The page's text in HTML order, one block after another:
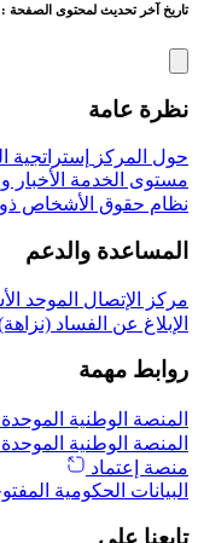
تاريخ آخر تحديث لمحتوى الصفحة : 03/08/2025 12:23 بتوقيت المملكة العربية السعودية
نظرة عامة
حول المركز إستراتجية
مستوى الخدمة الأخبار
نظام حقوق الأشخاص
المساعدة والدعم
مركز الإتصال الموحد
الإبلاغ عن الفساد
روابط مهمة
المنصة الوطنية الموحدة
المنصة الوطنية
منصة إعتماد
البيانات الحكومية
تابعنا على